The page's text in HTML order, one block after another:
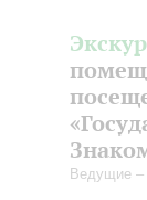
Ведущие –